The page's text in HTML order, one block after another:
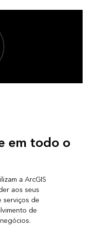
em todo o
a ArcGIS
aos seus
serviços de
de